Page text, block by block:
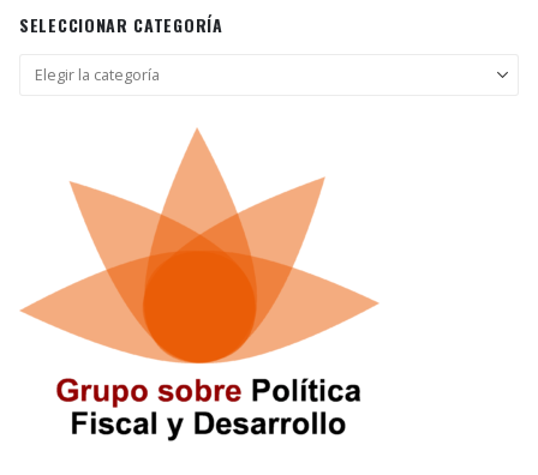
SELECCIONAR CATEGORÍA
Seleccionar
categoría